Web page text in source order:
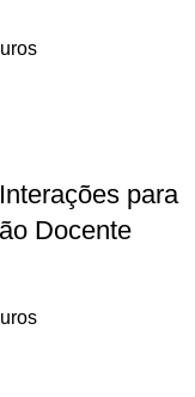
para
Docente